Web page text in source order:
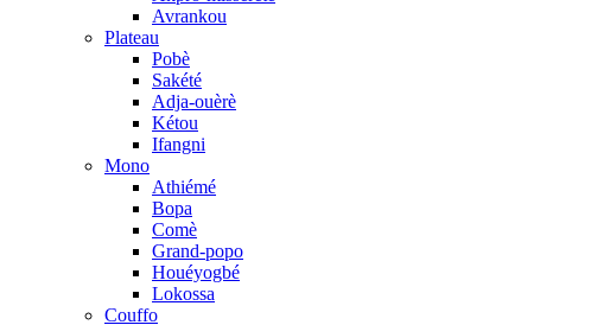
Avrankou
Plateau
Pobè
Sakété
Adja-ouèrè
Kétou
Ifangni
Mono
Athiémé
Bopa
Comè
Grand-popo
Houéyogbé
Lokossa
Couffo